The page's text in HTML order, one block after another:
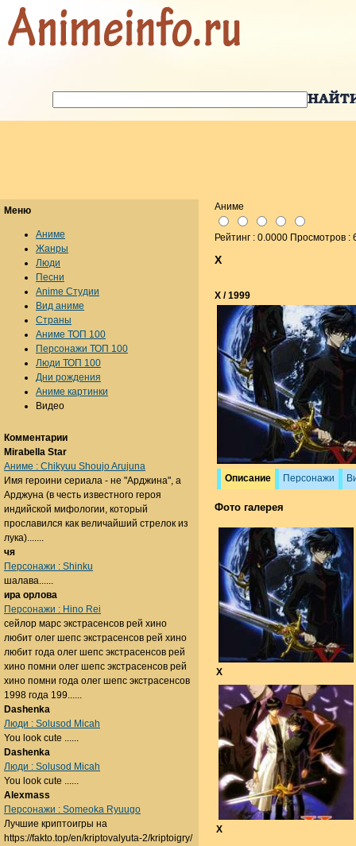
Аниме
Рейтинг : 0.0000 Просмотров :
X
X / 1999
Описание Персонажи
Фото галерея
X
X
Меню
Аниме
Жанры
Люди
Песни
Anime Студии
Вид аниме
Страны
Аниме ТОП 100
Персонажи ТОП 100
Люди ТОП 100
Дни рождения
Аниме картинки
Видео
Комментарии
Mirabella Star
Аниме : Chikyuu Shoujo Arujuna
Имя героини сериала - не "Арджина", а
Арджуна (в честь известного героя
индийской мифологии, который
прославился как величайший стрелок из
лука).......
чя
Персонажи : Shinku
шалава......
ира орлова
Персонажи : Hino Rei
сейлор марс экстрасенсов рей хино
любит олег шепс экстрасенсов рей хино
любит года олег шепс экстрасенсов рей
хино помни олег шепс экстрасенсов рей
хино помни года олег шепс экстрасенсов
1998 года 199......
Dashenka
Люди : Solusod Micah
You look cute ......
Dashenka
Люди : Solusod Micah
You look cute ......
Alexmass
Персонажи : Someoka Ryuugo
Лучшие криптоигры на
https://fakto.top/en/kriptovalyuta-2/kriptoigry/